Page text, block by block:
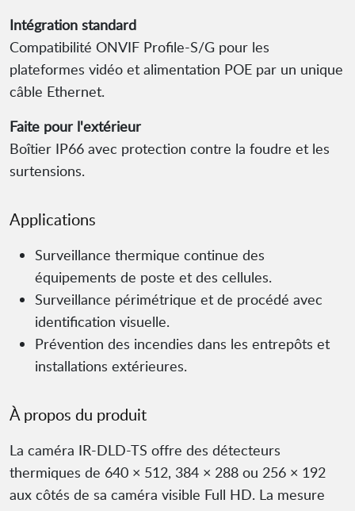
Intégration standard
Compatibilité ONVIF Profile-S/G pour les
plateformes vidéo et alimentation POE par un unique
câble Ethernet.
Faite pour l'extérieur
Boîtier IP66 avec protection contre la foudre et les
surtensions.
Applications
Surveillance thermique continue des
équipements de poste et des cellules.
Surveillance périmétrique et de procédé avec
identification visuelle.
Prévention des incendies dans les entrepôts et
installations extérieures.
À propos du produit
La caméra IR-DLD-TS offre des détecteurs
thermiques de 640 × 512, 384 × 288 ou 256 × 192
aux côtés de sa caméra visible Full HD. La mesure